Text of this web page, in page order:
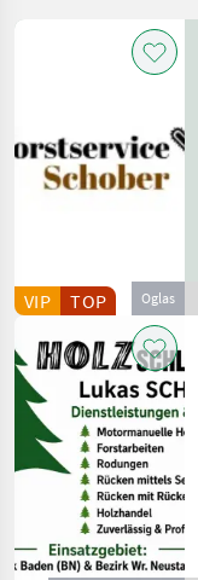
Oglas
VIP TOP